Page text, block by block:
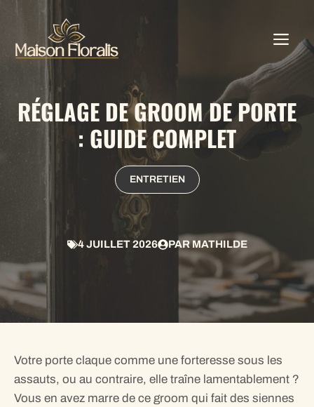
contenu
RÉGLAGE DE GROOM DE PORTE
: GUIDE COMPLET
ENTRETIEN
4 JUILLET 2026 PARMATHILDE
Votre porte claque comme une forteresse sous les
assauts, ou au contraire, elle traîne lamentablement ?
Vous en avez marre de ce groom qui fait des siennes